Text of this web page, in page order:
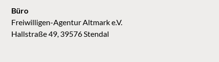
Büro
Freiwilligen-Agentur Altmark e.V.
Hallstraße 49, 39576 Stendal